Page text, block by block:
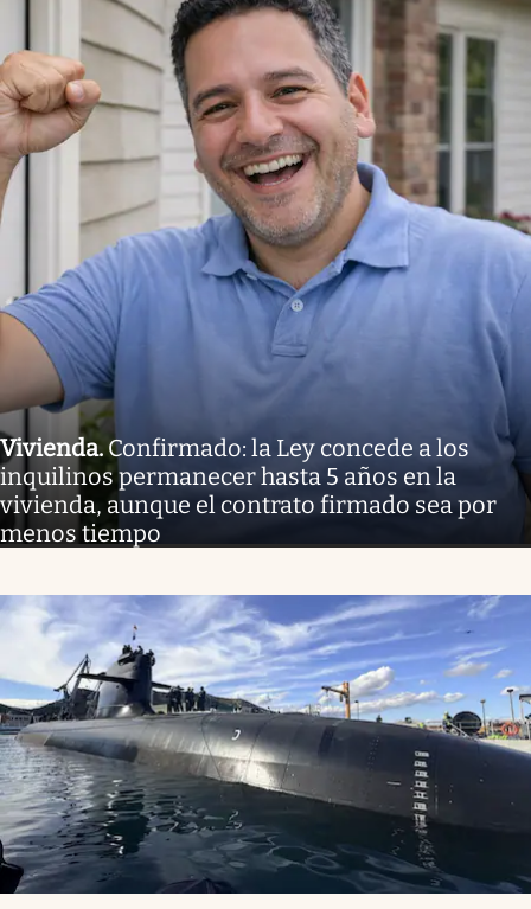
Vivienda.Confirmado: la Ley concede a los
inquilinos permanecer hasta 5 años en la
vivienda, aunque el contrato firmado sea por
menos tiempo